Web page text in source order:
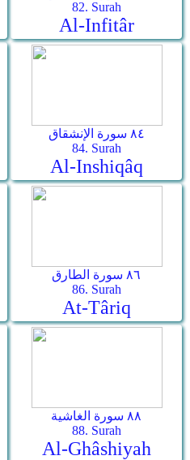
82. Surah
Al-Infitâr
٨٤ سورة الإنشقاق
84. Surah
Al-Inshiqâq
٨٦ سورة الطارق
86. Surah
At-Târiq
٨٨ سورة الغاشية
88. Surah
Al-Ghâshiyah